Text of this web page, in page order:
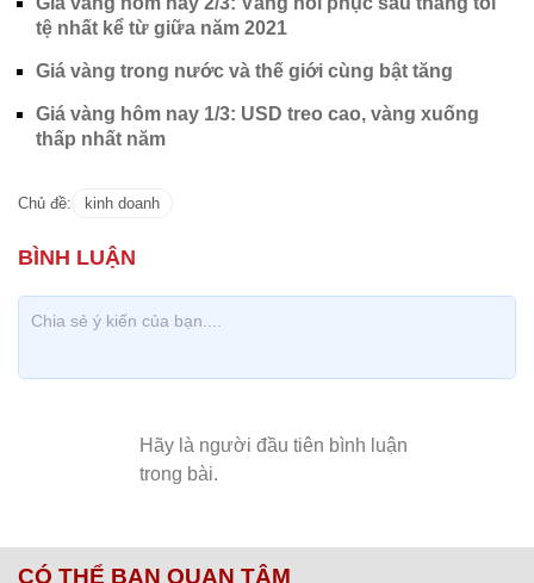
tệ nhất kể từ giữa năm 2021
Giá vàng trong nước và thế giới cùng bật tăng
Giá vàng hôm nay 1/3: USD treo cao, vàng xuống
thấp nhất năm
Chủ đề: kinh doanh
CÓ THỂ BẠN QUAN TÂM